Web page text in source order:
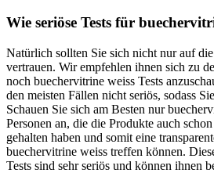
Wie seriöse Tests für
Natürlich sollten Sie sich nicht nur auf
vertrauen. Wir empfehlen ihnen sich zu
noch buechervitrine weiss Tests
den meisten Fällen nicht seriös, sodass
Schauen Sie sich am Besten nur
Personen an, die die Produkte auch
gehalten haben und somit eine
buechervitrine weiss treffen können.
Tests sind sehr seriös und können ihnen